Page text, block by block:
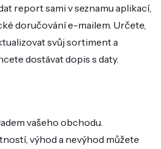
report sami v seznamu aplikací,
doručování e-mailem. Určete,
svůj sortiment a
dostávat dopis s daty.
vašeho obchodu.
výhod a nevýhod můžete